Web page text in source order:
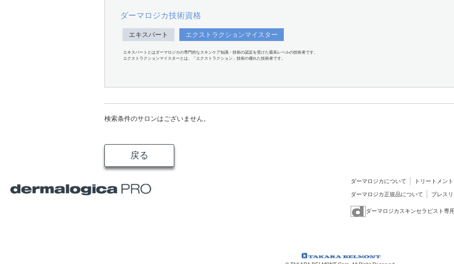
ダーマロジカ技術資格
エキスパート エクストラクションマイスター
エキスパートとはダーマロジカの専門的なスキンケア知識・技術の認定を受けた最高レベルの技術者です。
エクストラクションマイスターとは、「エクストラクション」技術の優れた技術者です。
検索条件のサロンはございません。
戻る
ダーマロジカについて トリートメント
ダーマロジカ正規品について プレス
ダーマロジカスキンセラピスト専